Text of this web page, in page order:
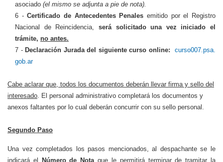
asociado (el mismo se adjunta a pie de nota).
6 -Certificado de Antecedentes Penales emitido por el Registro
Nacional de Reincidencia, será solicitado una vez iniciado el
trámite, no antes.
7 - Declaración Jurada del siguiente curso online:
curso007.psa.
gob.ar
Cabe aclarar que, todos los documentos deberán llevar firma y sello del
interesado. El personal administrativo completará los documentos y
anexos faltantes por lo cual deberán concurrir con su sello personal.
Segundo Paso
Una vez completados los pasos mencionados, al despachante se le
indicará el
Número de Nota que le permitirá terminar de tramitar la